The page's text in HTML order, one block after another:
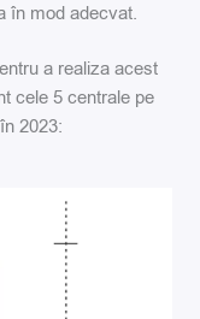
în mod adecvat.
a realiza acest
cele 5 centrale pe
2023: